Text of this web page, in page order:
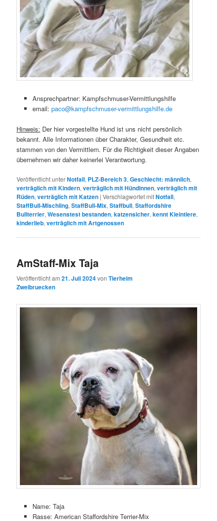
Ansprechpartner: Kampfschmuser-Vermittlungshilfe
email: paco@kampfschmuser-vermittlungshilfe.de
Hinweis: Der hier vorgestellte Hund ist uns nicht persönlich
bekannt. Alle Informationen über Charakter, Gesundheit etc.
stammen von den Vermittlern. Für die Richtigkeit dieser Angaben
übernehmen wir daher keinerlei Verantwortung.
Veröffentlicht unterNotfall, PLZ-Bereich 3,Geschlecht: männlich,
verträglich mit Kindern,verträglich mit Hündinnen,verträglich mit
Rüden,verträglich mit Katzen |Verschlagwortet mitNotfall,
StaffBull-Mischling,StaffBull-Mix,Staffbull,Staffordshire
Bullterrier,Wesenstest bestanden,katzensicher,kennt Kleintiere,
kinderlieb,verträglich mit Artgenossen
AmStaff-Mix Taja
Veröffentlicht am21. Juli 2024vonTierheim
Zweibruecken
Name: Taja
Rasse: American Staffordshire Terrier-Mix